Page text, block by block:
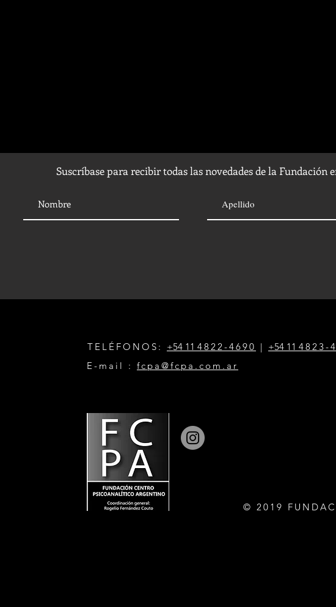
Suscríbase para recibir todas las novedades de la Fundación
TELÉFONOS: +54 11 4822-4690 | +54 1 1 4823-
E-mail : fcpa@fcpa.com.ar
© 2019